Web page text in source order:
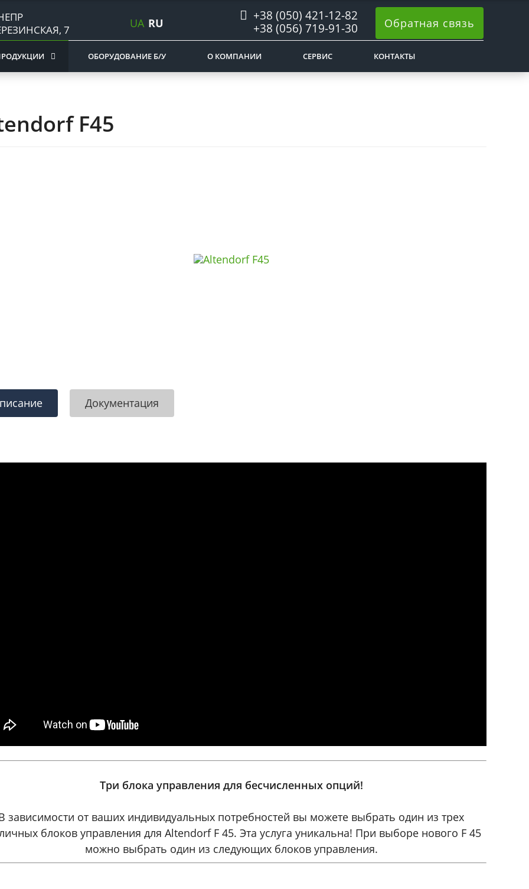
7
+38 (050) 421-12-82
+38 (056) 719-91-30
UA RU Обратная связь
ОБОРУДОВАНИЕ Б/У О КОМПАНИИ СЕРВИС КОНТАКТЫ
F45
Документация
Три блока управления для бесчисленных опций!
зависимости от ваших индивидуальных потребностей вы можете выбрать один из трех
блоков управления для Altendorf F 45. Эта услуга уникальна! При выборе нового F 45
можно выбрать один из следующих блоков управления.